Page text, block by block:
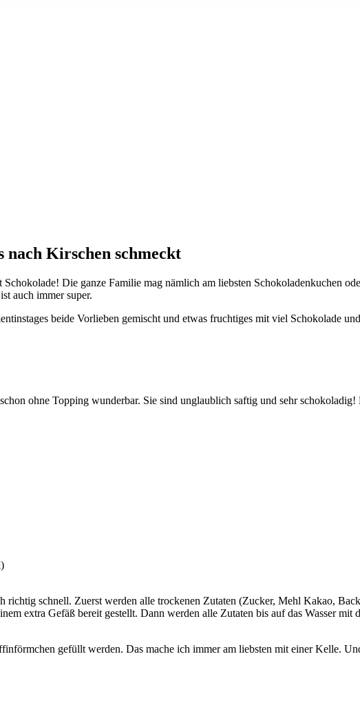
nach Kirschen schmeckt
Die ganze Familie mag nämlich am liebsten Schokoladenkuchen
auch immer super.
beide Vorlieben gemischt und etwas fruchtiges mit viel Schokolade
ohne Topping wunderbar. Sie sind unglaublich saftig und sehr
richtig schnell. Zuerst werden alle trockenen Zutaten (Zucker, Mehl Kakao,
extra Gefäß bereit gestellt. Dann werden alle Zutaten bis auf das Wasser
gefüllt werden. Das mache ich immer am liebsten mit einer Kelle.